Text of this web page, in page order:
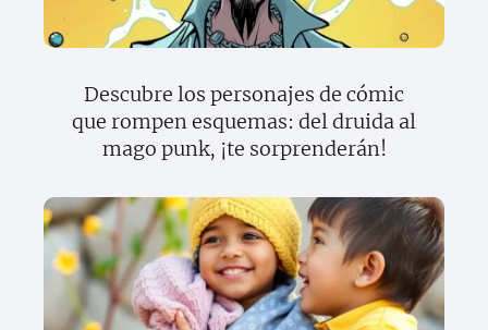
Descubre los personajes de cómic
que rompen esquemas: del druida al
mago punk, ¡te sorprenderán!